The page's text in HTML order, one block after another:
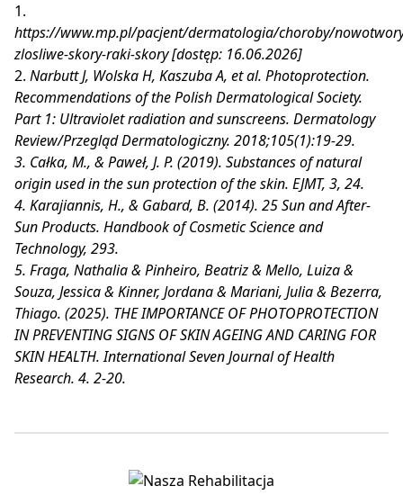
1.
https://www.mp.pl/pacjent/dermatologia/choroby/
zlosliwe-skory-raki-skory [dostęp: 16.06.2026]
2. Narbutt J, Wolska H, Kaszuba A, et al. Photoprotection.
Recommendations of the Polish Dermatological Society.
Part 1: Ultraviolet radiation and sunscreens. Dermatology
Review/Przegląd Dermatologiczny. 2018;105(1):19-29.
3. Całka, M., & Paweł, J. P. (2019). Substances of natural
origin used in the sun protection of the skin. EJMT, 3, 24.
4. Karajiannis, H., & Gabard, B. (2014). 25 Sun and After-
Sun Products. Handbook of Cosmetic Science and
Technology, 293.
5. Fraga, Nathalia & Pinheiro, Beatriz & Mello, Luiza &
Souza, Jessica & Kinner, Jordana & Mariani, Julia & Bezerra,
Thiago. (2025). THE IMPORTANCE OF PHOTOPROTECTION
IN PREVENTING SIGNS OF SKIN AGEING AND CARING FOR
SKIN HEALTH. International Seven Journal of Health
Research. 4. 2-20.